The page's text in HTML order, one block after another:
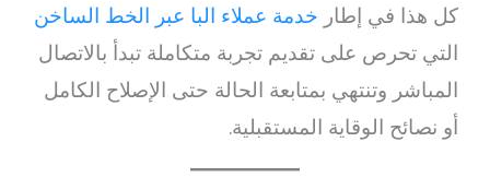
كل هذا في إطار خدمة عملاء البا عبر الخط الساخن
التي تحرص على تقديم تجربة متكاملة تبدأ بالاتصال
المباشر وتنتهي بمتابعة الحالة حتى الإصلاح الكامل
أو نصائح الوقاية المستقبلية.